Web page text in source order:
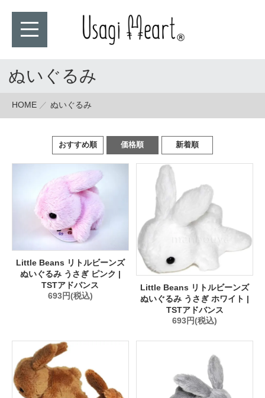
ぬいぐるみ
HOME ぬいぐるみ
おすすめ順 価格順 新着順
Little Beans リトルビーンズ
ぬいぐるみ うさぎ ピンク |
TSTアドバンス
693円(税込)
Little Beans リトルビーンズ
ぬいぐるみ うさぎ ホワイト |
TSTアドバンス
693円(税込)